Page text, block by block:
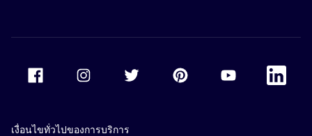
Accor Youtube
Accor
เงื่อนไขทั่วไปของการบริการ